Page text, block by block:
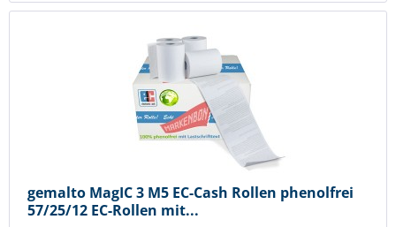
gemalto MagIC 3 M5 EC-Cash Rollen phenolfrei
57/25/12 EC-Rollen mit...